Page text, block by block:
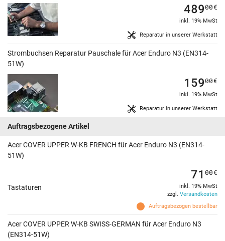
Reparatur in unserer Werkstatt
48900€
inkl. 19% MwSt
Strombuchsen Reparatur Pauschale für Acer Enduro N3 (EN314-
51W)
Reparatur in unserer Werkstatt
15900€
inkl. 19% MwSt
Auftragsbezogene Artikel
Acer COVER UPPER W-KB FRENCH für Acer Enduro N3 (EN314-
51W)
Tastaturen
Auftragsbezogen bestellbar
71 00€
inkl. 19% MwSt
zzgl. Versandkosten
Acer COVER UPPER W-KB SWISS-GERMAN für Acer Enduro N3
(EN314-51W)